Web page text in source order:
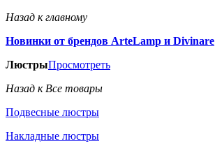
Назад к главному
Новинки от брендов ArteLamp и Divinare
ЛюстрыПросмотреть
Назад к Все товары
Подвесные люстры
Накладные люстры